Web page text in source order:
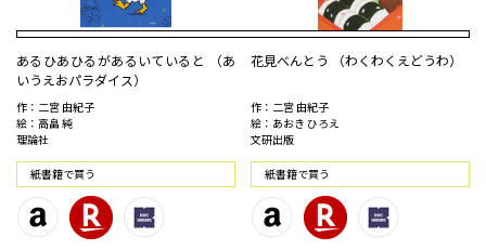
あるひあひるがあるいていると （あ
いうえおパラダイス）
作：二宮 由紀子
絵：高畠 純
理論社
紙書籍で買う
花見べんとう （わくわくえどうわ）
作：二宮 由紀子
絵：あおき ひろえ
文研出版
紙書籍で買う